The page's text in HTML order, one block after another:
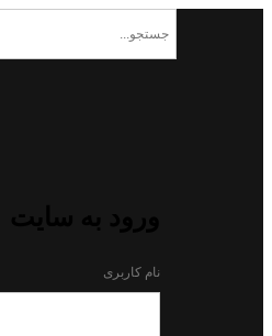
نام کاربری